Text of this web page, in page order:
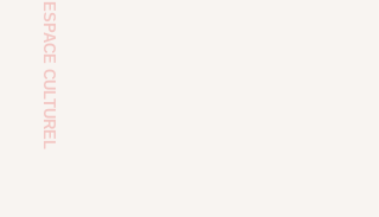
ESP
ACE CULTUREL